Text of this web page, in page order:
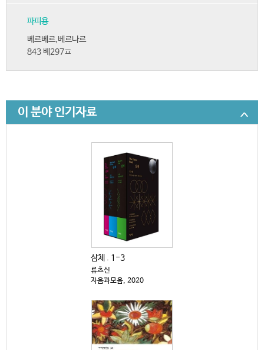
파피용
베르베르,베르나르
843 베297ㅍ
이 분야 인기자료
삼체 . 1-3
류츠신
자음과모음, 2020